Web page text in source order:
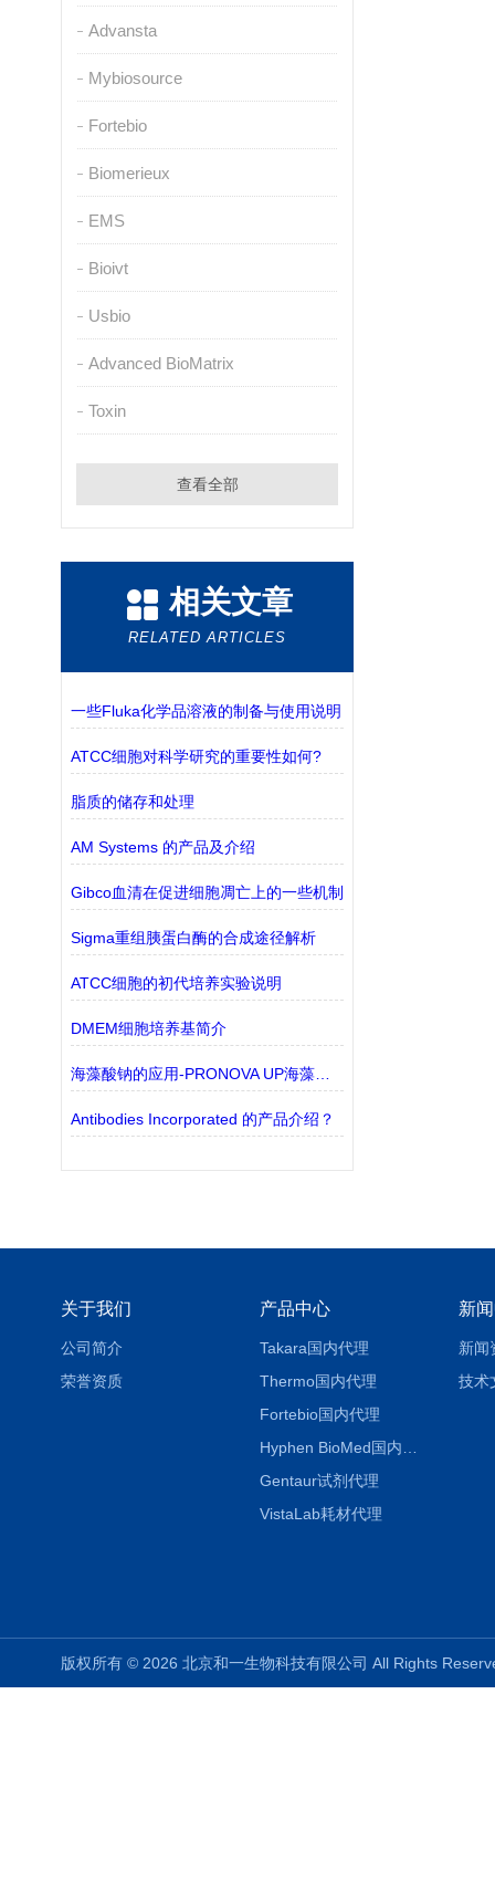
Advansta
Mybiosource
Fortebio
Biomerieux
EMS
Bioivt
Usbio
Advanced BioMatrix
Toxin
查看全部
相关文章
RELATED ARTICLES
一些Fluka化学品溶液的制备与使用说明
ATCC细胞对科学研究的重要性如何?
脂质的储存和处理
AM Systems 的产品及介绍
Gibco血清在促进细胞凋亡上的一些机制
Sigma重组胰蛋白酶的合成途径解析
ATCC细胞的初代培养实验说明
DMEM细胞培养基简介
海藻酸钠的应用-PRONOVA UP海藻酸钠凝胶
Antibodies Incorporated 的产品介绍？
关于我们
公司简介
荣誉资质
产品中心
Takara国内代理
Thermo国内代理
Fortebio国内代理
Gentaur试剂代理
VistaLab耗材代理
新
新闻
技术
版权所有 © 2026 北京和一生物科技有限公司 All Rights